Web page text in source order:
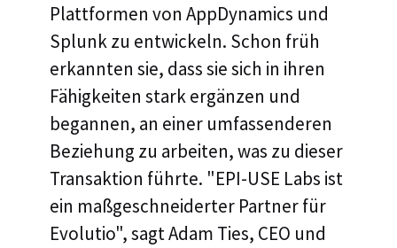
Plattformen von AppDynamics und
Splunk zu entwickeln. Schon früh
erkannten sie, dass sie sich in ihren
Fähigkeiten stark ergänzen und
begannen, an einer umfassenderen
Beziehung zu arbeiten, was zu dieser
Transaktion führte. "EPI-USE Labs ist
ein maßgeschneiderter Partner für
Evolutio", sagt Adam Ties, CEO und